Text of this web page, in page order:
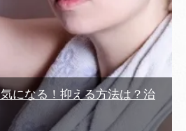
になる！抑える方法は？治